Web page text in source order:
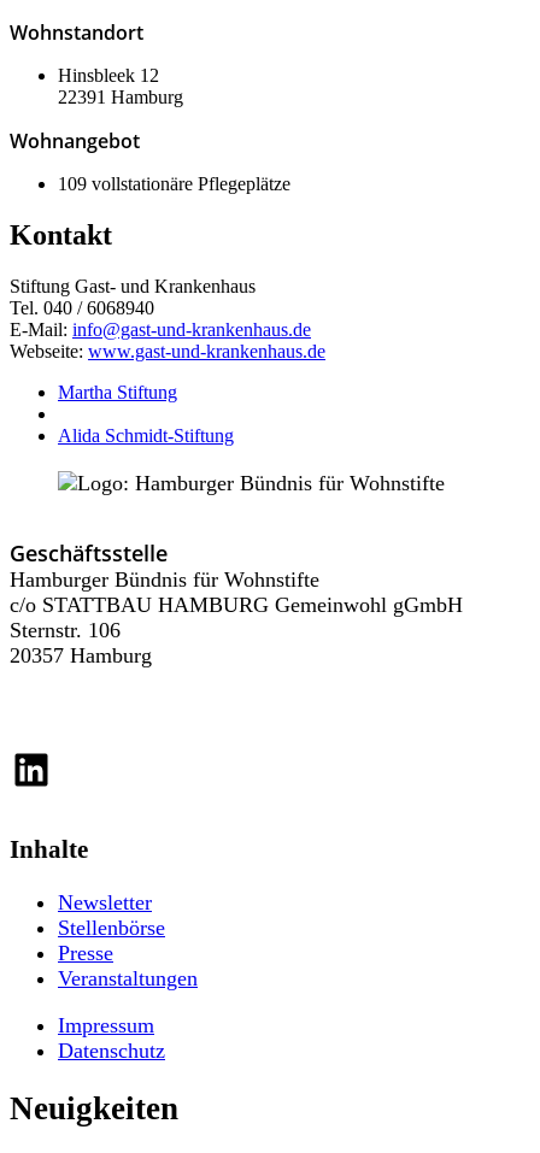
Wohnstandort
Hinsbleek 12
22391 Hamburg
Wohnangebot
109 vollstationäre Pflegeplätze
Kontakt
Stiftung Gast- und Krankenhaus
Tel. 040 / 6068940
E-Mail: info@gast-und-krankenhaus.de
Webseite: www.gast-und-krankenhaus.de
Martha Stiftung
Alida Schmidt-Stiftung
Geschäftsstelle
Hamburger Bündnis für Wohnstifte
c/o STATTBAU HAMBURG Gemeinwohl gGmbH
Sternstr. 106
20357 Hamburg
LinkedIn
Inhalte
Newsletter
Stellenbörse
Presse
Veranstaltungen
Impressum
Datenschutz
Neuigkeiten